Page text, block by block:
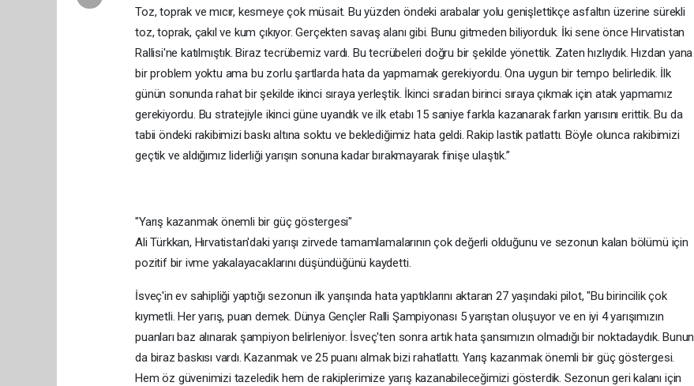
Toz, toprak ve mıcır, kesmeye çok müsait. Bu yüzden öndeki arabalar yolu genişlettikçe asfaltın üzerine sürekli
toz, toprak, çakıl ve kum çıkıyor. Gerçekten savaş alanı gibi. Bunu gitmeden biliyorduk. İki sene önce Hırvatistan
Rallisi'ne katılmıştık. Biraz tecrübemiz vardı. Bu tecrübeleri doğru bir şekilde yönettik. Zaten hızlıydık. Hızdan yana
bir problem yoktu ama bu zorlu şartlarda hata da yapmamak gerekiyordu. Ona uygun bir tempo belirledik. İlk
günün sonunda rahat bir şekilde ikinci sıraya yerleştik. İkinci sıradan birinci sıraya çıkmak için atak yapmamız
gerekiyordu. Bu stratejiyle ikinci güne uyandık ve ilk etabı 15 saniye farkla kazanarak farkın yarısını erittik. Bu da
tabii öndeki rakibimizi baskı altına soktu ve beklediğimiz hata geldi. Rakip lastik patlattı. Böyle olunca rakibimizi
geçtik ve aldığımız liderliği yarışın sonuna kadar bırakmayarak finişe ulaştık.”
"Yarış kazanmak önemli bir güç göstergesi"
Ali Türkkan, Hırvatistan'daki yarışı zirvede tamamlamalarının çok değerli olduğunu ve sezonun kalan bölümü için
pozitif bir ivme yakalayacaklarını düşündüğünü kaydetti.
İsveç'in ev sahipliği yaptığı sezonun ilk yarışında hata yaptıklarını aktaran 27 yaşındaki pilot, "Bu birincilik çok
kıymetli. Her yarış, puan demek. Dünya Gençler Ralli Şampiyonası 5 yarıştan oluşuyor ve en iyi 4 yarışımızın
puanları baz alınarak şampiyon belirleniyor. İsveç'ten sonra artık hata şansımızın olmadığı bir noktadaydık. Bunun
da biraz baskısı vardı. Kazanmak ve 25 puanı almak bizi rahatlattı. Yarış kazanmak önemli bir güç göstergesi.
Hem öz güvenimizi tazeledik hem de rakiplerimize yarış kazanabileceğimizi gösterdik. Sezonun geri kalanı için